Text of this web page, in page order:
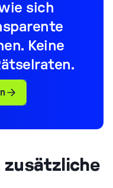
sich
Keine
zusätzliche